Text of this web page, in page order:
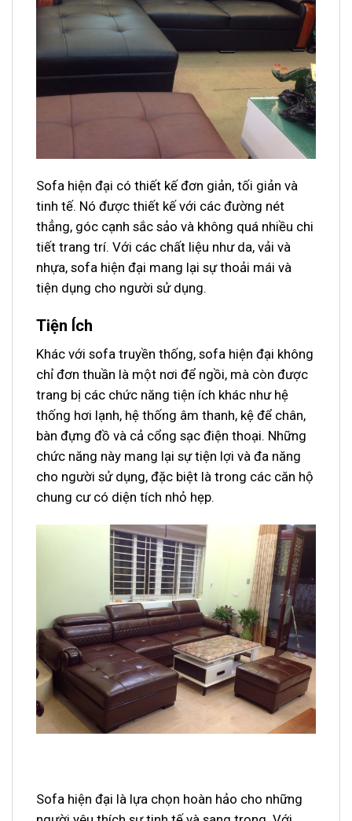
Sofa hiện đại có thiết kế đơn giản, tối giản và
tinh tế. Nó được thiết kế với các đường nét
thẳng, góc cạnh sắc sảo và không quá nhiều chi
tiết trang trí. Với các chất liệu như da, vải và
nhựa, sofa hiện đại mang lại sự thoải mái và
tiện dụng cho người sử dụng.
Tiện Ích
Khác với sofa truyền thống, sofa hiện đại không
chỉ đơn thuần là một nơi để ngồi, mà còn được
trang bị các chức năng tiện ích khác như hệ
thống hơi lạnh, hệ thống âm thanh, kệ để chân,
bàn đựng đồ và cả cổng sạc điện thoại. Những
chức năng này mang lại sự tiện lợi và đa năng
cho người sử dụng, đặc biệt là trong các căn hộ
chung cư có diện tích nhỏ hẹp.
Sofa hiện đại là lựa chọn hoàn hảo cho những